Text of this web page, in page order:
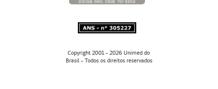
Copyright 2001 - 2026 Unimed do
Brasil - Todos os direitos reservados